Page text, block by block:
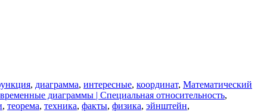
, диаграмма, интересные, координат, Математический
диаграммы | Специальная относительность,
, теорема, техника, факты, физика, эйнштейн,